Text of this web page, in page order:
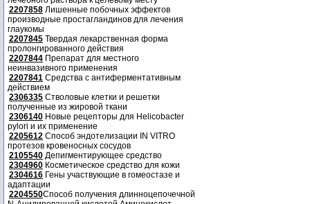
2207858 Лишенные побочных эффектов
производные простагландинов для лечения
глаукомы
2207845 Твердая лекарственная форма
пролонгированного действия
2207844 Препарат для местного
неинвазивного применения
2207841 Средства с антиферментативным
действием
2306335 Стволовые клетки и решетки
полученные из жировой ткани
2306140 Новые рецепторы для Helicobacter
pylori и их применение
2205612 Способ эндотелизации IN VITRO
протезов кровеносных сосудов
2105540 Депигментирующее средство
2304960 Косметическое средство для кожи
2304616 Гены участвующие в гомеостазе и
адаптации
2204550Способ получения длинноцепочечной